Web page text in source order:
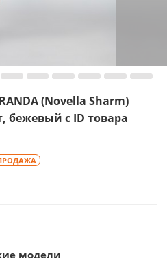
(Novella Sharm)
бежевый с ID товара
модели